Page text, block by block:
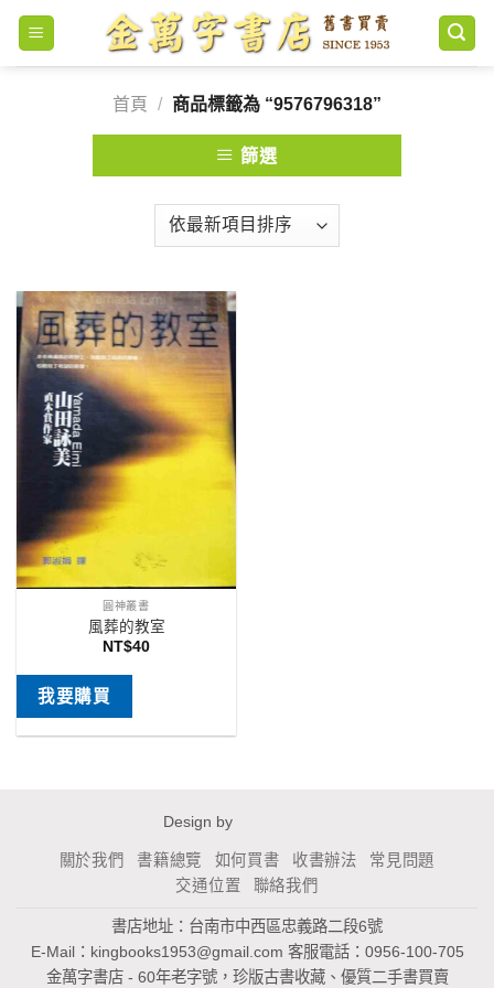
Skip
content
首頁
/ 商品標籤為 “9576796318”
篩選
圓神叢書
風葬的教室
NT$40
我要購買
Design by
關於我們 書籍總覽 如何買書 收書辦法
常見問題
交通位置
聯絡我們
書店地址：台南市中西區忠義路二段6號
E-Mail： kingbooks1953@gmail.com 客服電話：0956-100-705
金萬字書店 - 60年老字號，珍版古書收藏、優質二手書買賣